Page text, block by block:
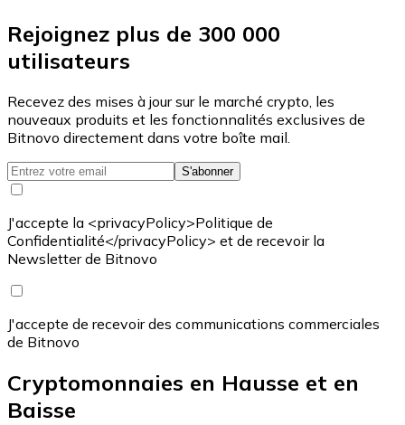
Rejoignez plus de 300 000
utilisateurs
Recevez des mises à jour sur le marché crypto, les
nouveaux produits et les fonctionnalités exclusives de
Bitnovo directement dans votre boîte mail.
S'abonner
J'accepte la <privacyPolicy>Politique de
Confidentialité</privacyPolicy> et de recevoir la
Newsletter de Bitnovo
J'accepte de recevoir des communications commerciales
de Bitnovo
Cryptomonnaies en Hausse et en
Baisse